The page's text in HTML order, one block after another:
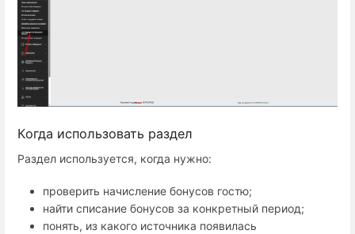
Когда использовать раздел
Раздел используется, когда нужно:
проверить начисление бонусов гостю;
найти списание бонусов за конкретный период;
понять, из какого источника появилась